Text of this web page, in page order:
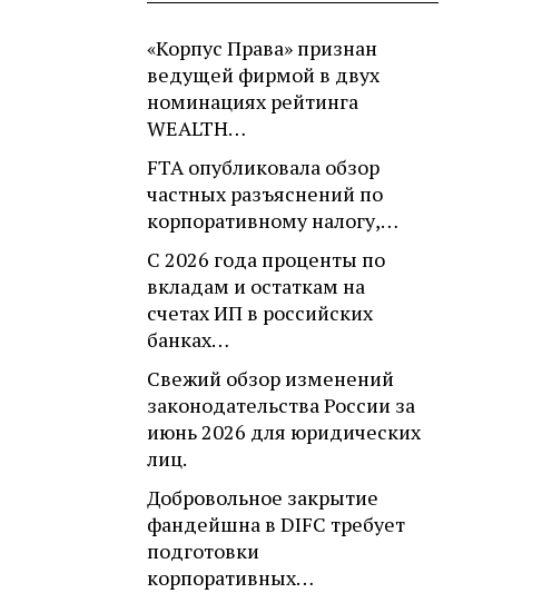
«Корпус Права» признан
ведущей фирмой в двух
номинациях рейтинга
WEALTH…
FTA опубликовала обзор
частных разъяснений по
корпоративному налогу,…
С 2026 года проценты по
вкладам и остаткам на
счетах ИП в российских
банках…
Свежий обзор изменений
законодательства России за
июнь 2026 для юридических
лиц.
Добровольное закрытие
фандейшна в DIFC требует
подготовки
корпоративных…